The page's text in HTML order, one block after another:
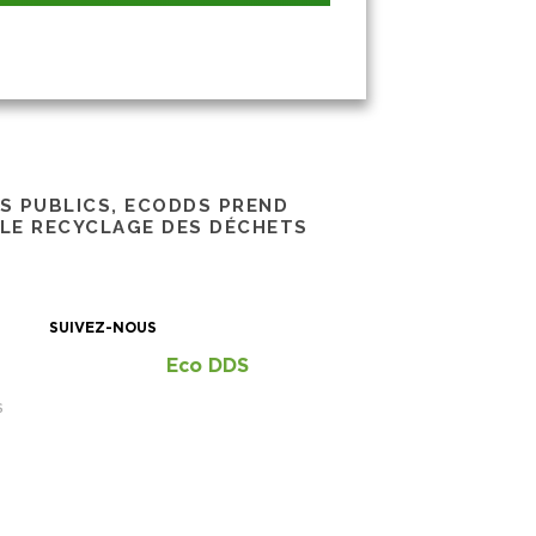
PUBLICS, ECODDS PREND
RECYCLAGE DES DÉCHETS
SUIVEZ-NOUS
Eco DDS